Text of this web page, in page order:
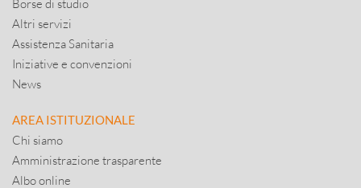
Borse di studio
Altri servizi
Assistenza Sanitaria
Iniziative e convenzioni
News
AREA ISTITUZIONALE
Chi siamo
Amministrazione trasparente
Albo online